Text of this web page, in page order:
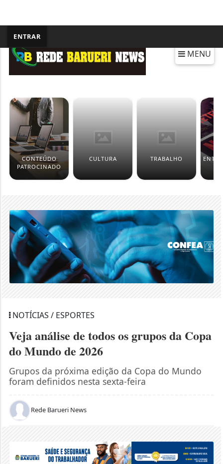
MENU
CONTEÚDO
PATROCINADO
do Mundo de 2026
foram definidos nesta sexta-feira